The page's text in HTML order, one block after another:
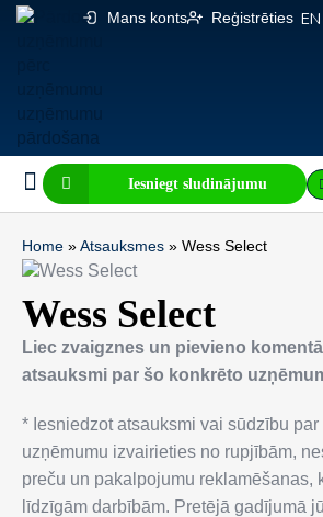
Mans konts Reģistrēties EN
Iesniegt sludinājumu
Home » Atsauksmes » Wess Select
Wess Select
Liec zvaigznes un pievieno
atsauksmi par šo konkrēto
* Iesniedzot atsauksmi vai sūdzību par
uzņēmumu izvairieties no rupjībām,
preču un pakalpojumu reklamēšanas,
līdzīgām darbībām. Pretējā gadījumā